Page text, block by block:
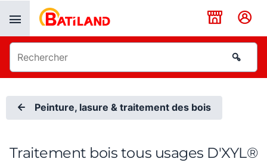
Peinture, lasure & traitement des bois
Traitement bois tous usages D'XYL®
Panneau de gestion des cookies